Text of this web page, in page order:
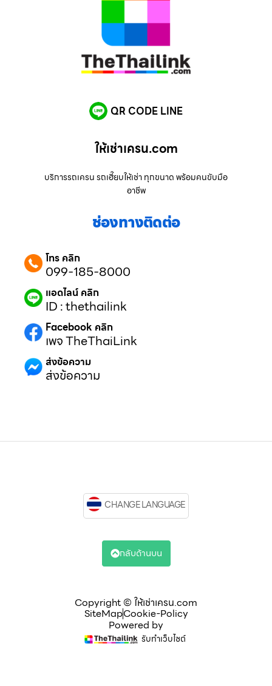
QR CODE LINE
ให้เช่าเครน.com
บริการรถเครน รถเฮี๊ยบให้เช่า ทุกขนาด พร้อมคนขับมือ
อาชีพ
ช่องทางติดต่อ
โทร คลิก
099-185-8000
แอดไลน์ คลิก
ID : thethailink
Facebook คลิก
เพจ TheThaiLink
ส่งข้อความ
ส่งข้อความ
Copyright © ให้เช่าเครน.com
SiteMapCookie-Policy
Powered by
รับทำเว็บไซต์
CHANGE LANGUAGE
กลับด้านบน